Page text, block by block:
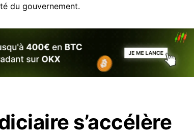
du gouvernement.
s’accélère